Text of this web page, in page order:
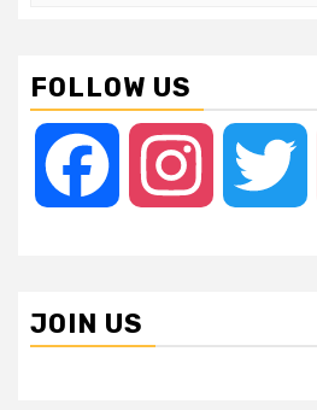
FOLLOW US
Facebook Instagram
JOIN US